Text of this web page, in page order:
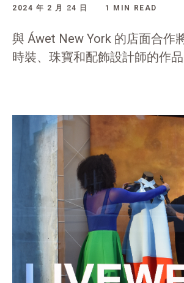
2024 年 2 月 24 日 1 MIN READ
與 Áwet New York 的店面合作
時裝、珠寶和配飾設計師的作品